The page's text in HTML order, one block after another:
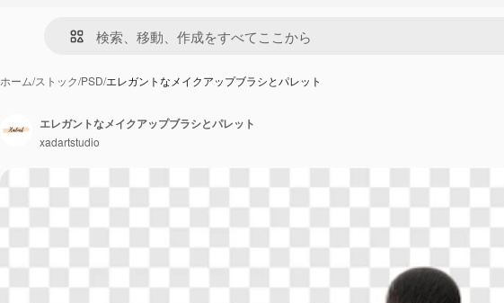
ホーム/ストック/PSD/エレガントなメイクアップブラシとパレット
エレガントなメイクアップブラシとパレット
xadartstudio